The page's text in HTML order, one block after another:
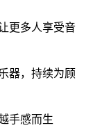
更多人享受音
器，持续为顾
手感而生